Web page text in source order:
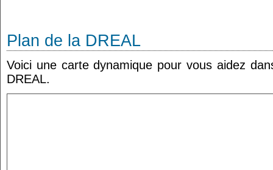
Plan de la DREAL
Voici une carte dynamique pour vous aidez
DREAL.